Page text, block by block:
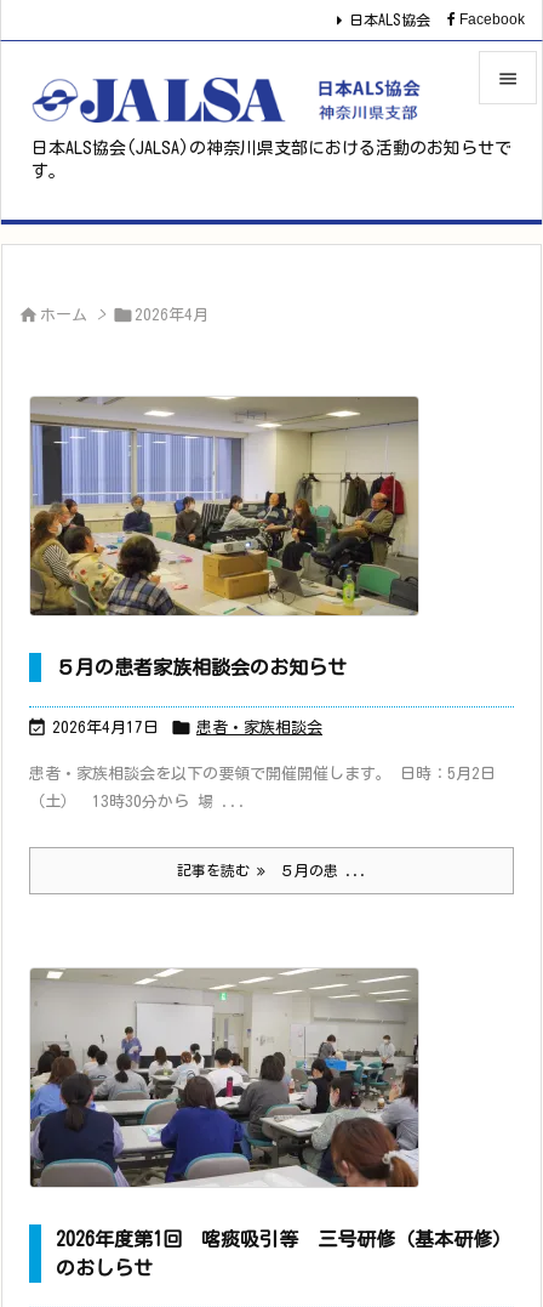
日本ALS協会(JALSA)の神奈川県支部における活動のお知らせで
す。

メニュ

日本ALS協会 Facebook
 ホーム >  2026年4月
５月の患者家族相談会のお知らせ
 2026年4月17日  患者・家族相談会
患者・家族相談会を以下の要領で開催開催します。 日時：5月2日
（土） 13時30分から 場 ...
記事を読む ５月の患 ...
2026年度第1回 喀痰吸引等 三号研修（基本研修）
のおしらせ